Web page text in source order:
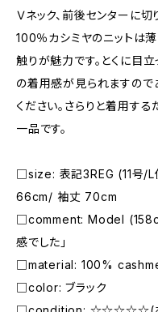
Ｖネック、前後センターに
100％カシミヤのニットは
触りが魅力です。とくに目
の着用感が見られますので
ください。さらりと着用す
一品です。
□size: 表記3REG (11号/
66cm/ 袖丈 70cm
□comment: Model
感でした」
□material: 100%
□color: ブラック